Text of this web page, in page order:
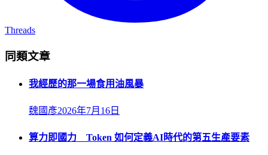
Threads
同類文章
我經歷的那一場食用油風暴
魏國彥2026年7月16日
算力即國力 Token 如何定義AI時代的第五生產要素